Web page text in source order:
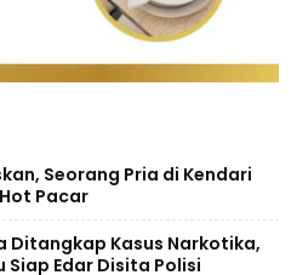
Seorang Pria di Kendari
Pacar
Ditangkap Kasus Narkotika,
Siap Edar Disita Polisi